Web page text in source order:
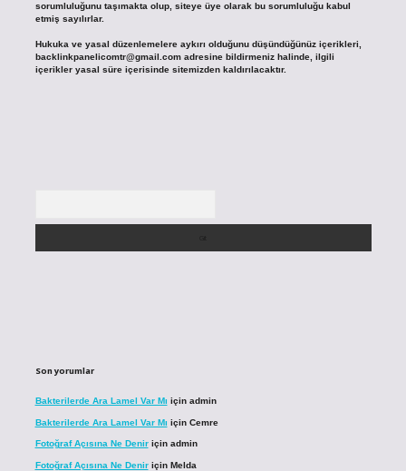
sorumluluğunu taşımakta olup, siteye üye olarak bu sorumluluğu kabul
etmiş sayılırlar.
Hukuka ve yasal düzenlemelere aykırı olduğunu düşündüğünüz içerikleri,
backlinkpanelicomtr@gmail.comadresine bildirmeniz halinde, ilgili
içerikler yasal süre içerisinde sitemizden kaldırılacaktır.
Son yorumlar
Bakterilerde Ara Lamel Var Mı için admin
Bakterilerde Ara Lamel Var Mı için Cemre
Fotoğraf Açısına Ne Deniriçin admin
Fotoğraf Açısına Ne Deniriçin Melda